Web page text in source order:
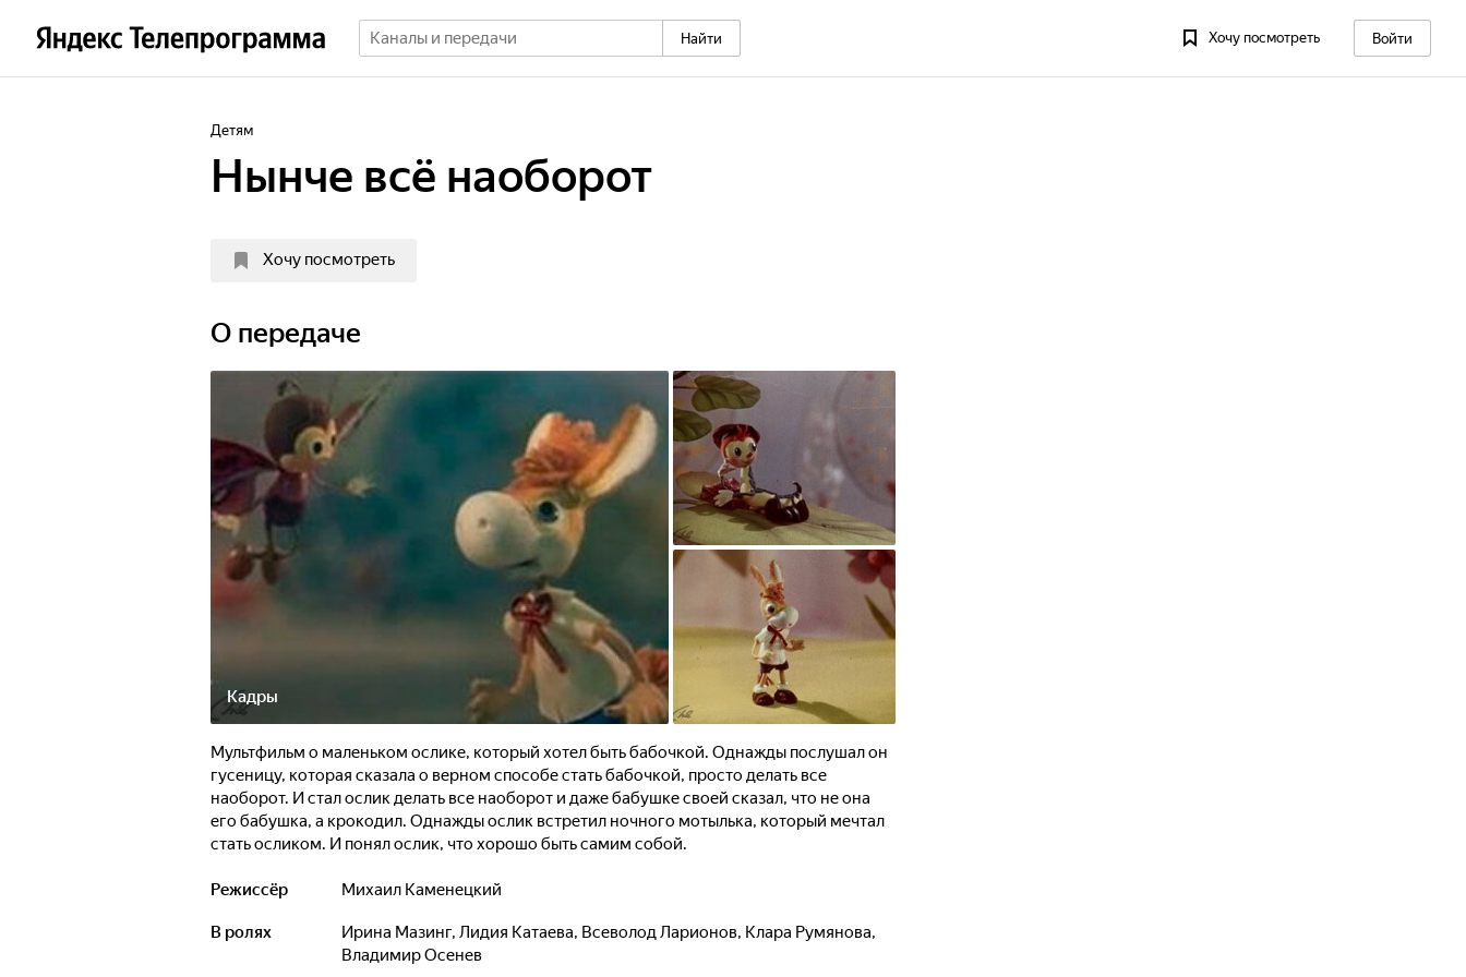
Найти Хочу посмотреть Войти
Детям
Нынче всё наоборот
Хочу посмотреть
О передаче
Кадры
Мультфильм о маленьком ослике, который хотел быть бабочкой. Однажды послушал он
гусеницу, которая сказала о верном способе стать бабочкой, просто делать все
наоборот. И стал ослик делать все наоборот и даже бабушке своей сказал, что не она
его бабушка, а крокодил. Однажды ослик встретил ночного мотылька, который мечтал
стать осликом. И понял ослик, что хорошо быть самим собой.
Режиссёр Михаил Каменецкий
В ролях Ирина Мазинг, Лидия Катаева, Всеволод Ларионов, Клара Румянова,
Владимир Осенев